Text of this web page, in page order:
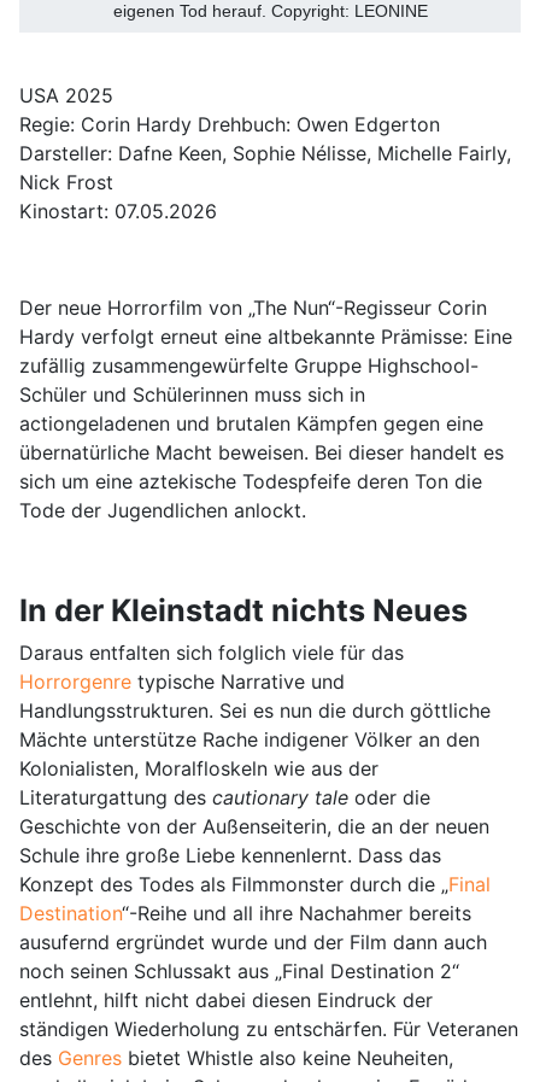
eigenen Tod herauf. Copyright: LEONINE
USA 2025
Regie: Corin Hardy Drehbuch: Owen Edgerton
Darsteller: Dafne Keen, Sophie Nélisse, Michelle Fairly,
Nick Frost
Kinostart: 07.05.2026
Der neue Horrorfilm von „The Nun“-Regisseur Corin
Hardy verfolgt erneut eine altbekannte Prämisse: Eine
zufällig zusammengewürfelte Gruppe Highschool-
Schüler und Schülerinnen muss sich in
actiongeladenen und brutalen Kämpfen gegen eine
übernatürliche Macht beweisen. Bei dieser handelt es
sich um eine aztekische Todespfeife deren Ton die
Tode der Jugendlichen anlockt.
In der Kleinstadt nichts Neues
Daraus entfalten sich folglich viele für das
Horrorgenre typische Narrative und
Handlungsstrukturen. Sei es nun die durch göttliche
Mächte unterstütze Rache indigener Völker an den
Kolonialisten, Moralfloskeln wie aus der
Literaturgattung des cautionary tale oder die
Geschichte von der Außenseiterin, die an der neuen
Schule ihre große Liebe kennenlernt. Dass das
Konzept des Todes als Filmmonster durch die „Final
Destination“-Reihe und all ihre Nachahmer bereits
ausufernd ergründet wurde und der Film dann auch
noch seinen Schlussakt aus „Final Destination 2“
entlehnt, hilft nicht dabei diesen Eindruck der
ständigen Wiederholung zu entschärfen. Für Veteranen
des Genres bietet Whistle also keine Neuheiten,